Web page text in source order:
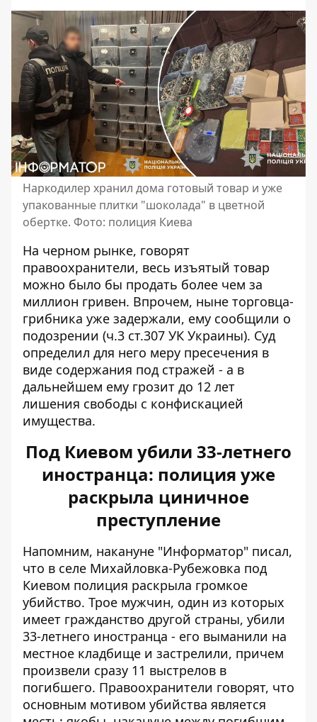
Наркодилер хранил дома готовый товар и уже
упакованные плитки "шоколада" в цветной
обертке. Фото: полиция Киева
На черном рынке, говорят
правоохранители, весь изъятый ​​товар
можно было бы продать более чем за
миллион гривен. Впрочем, ныне торговца-
грибника уже задержали, ему сообщили о
подозрении (ч.3 ст.307 УК Украины). Суд
определил для него меру пресечения в
виде содержания под стражей - а в
дальнейшем ему грозит до 12 лет
лишения свободы с конфискацией
имущества.
Под Киевом убили 33-летнего
иностранца: полиция уже
раскрыла циничное
преступление
Напомним, накануне "Информатор" писал,
что в селе Михайловка-Рубежовка под
Киевом полиция раскрыла громкое
убийство. Трое мужчин, один из которых
имеет гражданство другой страны, убили
33-летнего иностранца - его выманили на
местное кладбище и застрелили, причем
произвели сразу 11 выстрелов в
погибшего. Правоохранители говорят, что
основным мотивом убийства является